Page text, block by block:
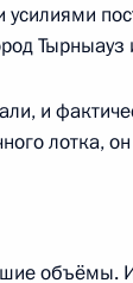
по
Тырныауз
и
лотка,
объёмы.